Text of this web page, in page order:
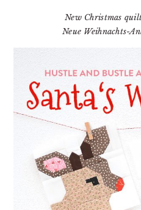
New Christmas
Neue Weihnachts-